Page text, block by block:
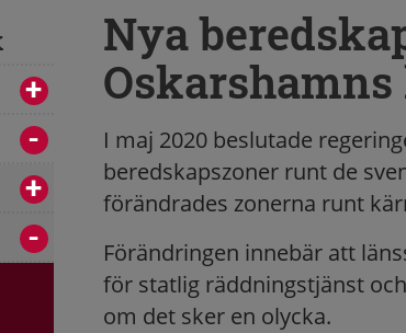
Nya
I maj 2020 beslutade
beredskapszoner runt de
förändrades zonerna runt
Förändringen innebär att
för statlig räddningstjänst
om det sker en olycka.